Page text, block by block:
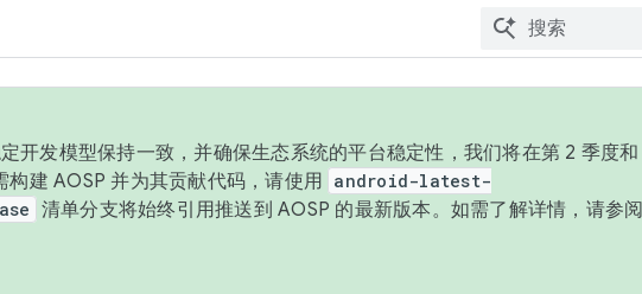
开发模型保持一致，并确保生态系统的平台稳定性，我们将在第 2 季度和
建 AOSP 并为其贡献代码，请使用 android-latest-
清单分支将始终引用推送到 AOSP 的最新版本。如需了解详情，请参阅